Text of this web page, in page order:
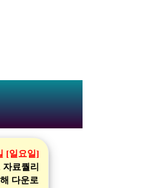
[일요일]
료퀄리
다운로